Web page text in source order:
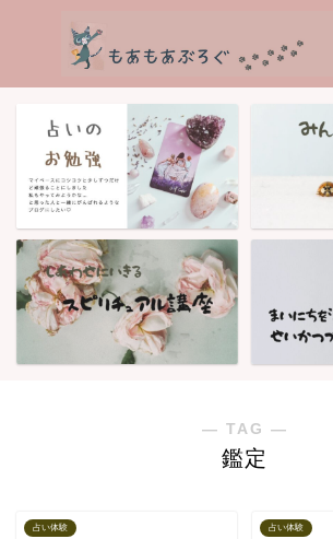
― TAG ―
鑑定
占い体験 占い体験